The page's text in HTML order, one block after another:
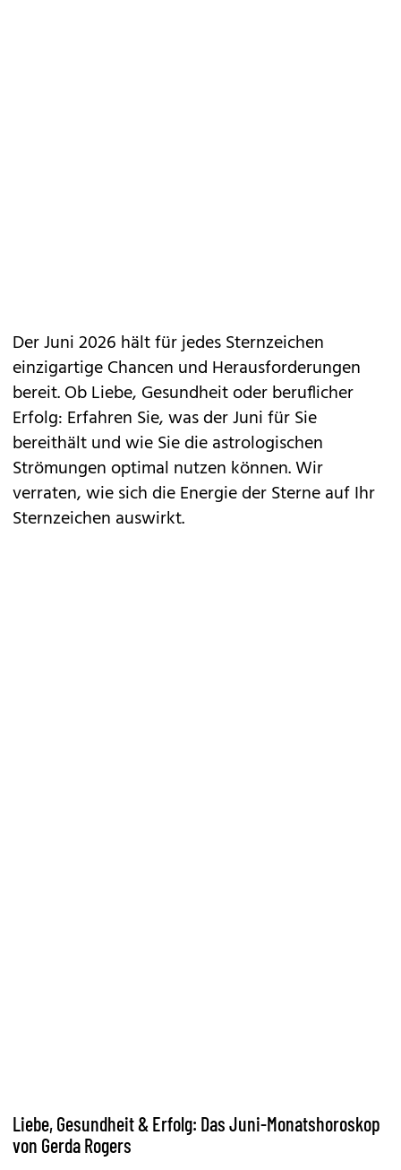
Der Juni 2026 hält für jedes Sternzeichen
einzigartige Chancen und Herausforderungen
bereit. ObLiebe, Gesundheitoder beruflicher
Erfolg: Erfahren Sie, was der Juni für Sie
bereithält und wie Sie die astrologischen
Strömungen optimal nutzen können. Wir
verraten, wie sich die Energie der Sterne auf Ihr
Sternzeichen auswirkt.
Liebe, Gesundheit & Erfolg: Das Juni-Monatshoroskop
von Gerda Rogers